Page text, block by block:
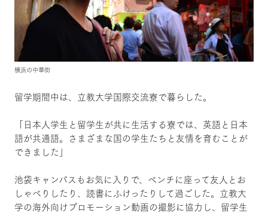
横浜の中華街
留学期間中は、立教大学国際交流寮で暮らした。
「日本人学生と留学生が共に生活する寮では、英語と日本
語が共通語。さまざまな国の学生たちと友情を育むことが
できました」
池袋キャンパスもお気に入りで、ベンチに座って友人とお
しゃべりしたり、読書にふけったりして過ごした。立教大
学の海外向けプロモーション動画の撮影に協力し、留学生